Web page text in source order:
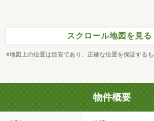
スクロール地図を見る
※地図上の位置は目安であり、正確な位置を保証するも
物件概要